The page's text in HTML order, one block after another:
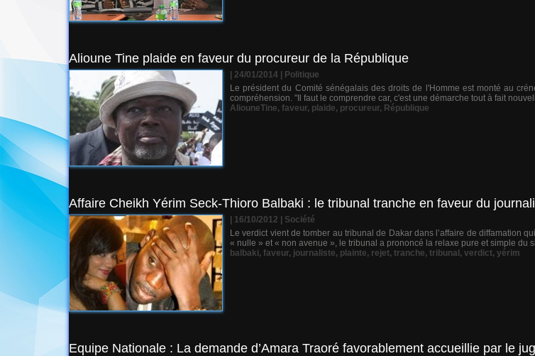
Alioune Tine plaide en faveur du procureur de la République
| 24/01/2014
Politique
Le président du Comité sénégalais des droits de l'Homme est monté au
compréhension. "Il faut le comprendre car, c'est une démarche tout à fait
AliouneTine, faveur, plaide, procureur, République
Affaire Cheikh Yérim Seck-Thioro Balbaki : le tribunal tranche en faveur du
| 16/10/2012
Société
Le verdict vient de tomber au tribunal de Dakar dans l’affaire de diffamation
« nulle » et « non avenue », le tribunal a prononcé la relaxe pure et simple du
balbaki, faveur, journaliste, plainte, rejet, tranche, tribunal , verdict, yérim
Equipe Nationale : La demande d’Amara Traoré favorablement accueillie par le